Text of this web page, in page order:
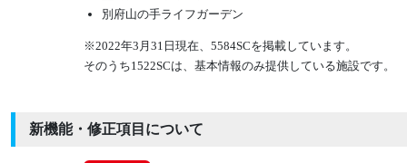
別府山の手ライフガーデン
※2022年3月31日現在、5584SCを掲載しています。
そのうち1522SCは、基本情報のみ提供している施設です。
新機能・修正項目について